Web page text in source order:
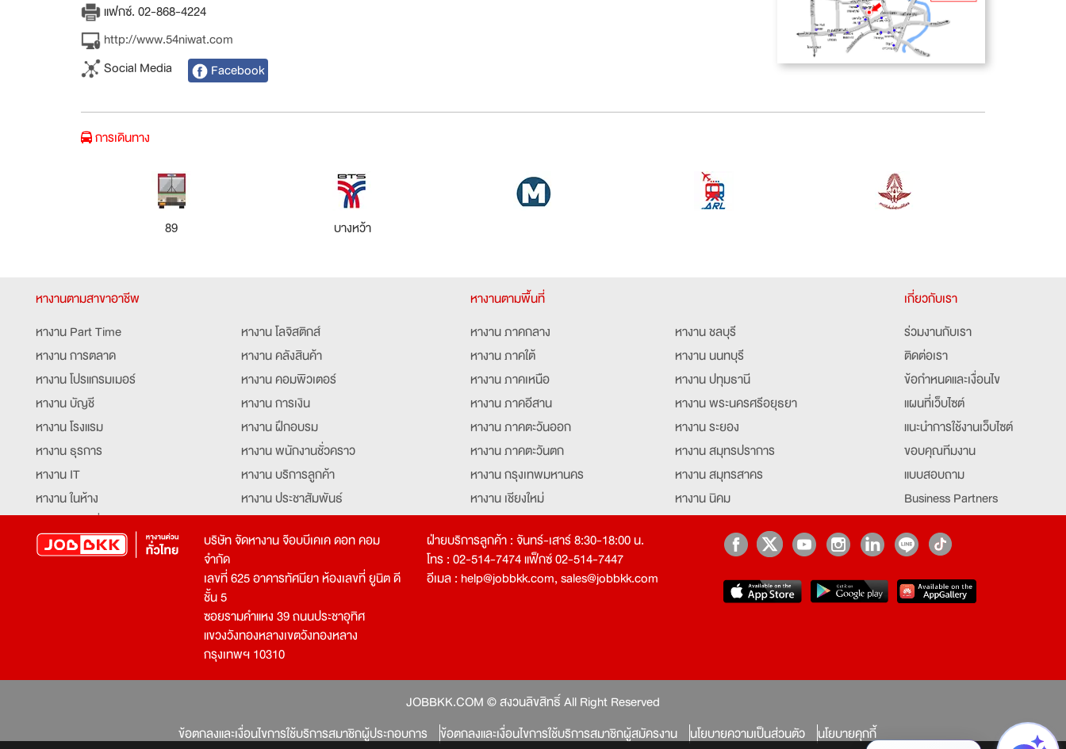
แฟกซ์. 02-868-4224
http://www.54niwat.com
Social Media
Facebook
การเดินทาง
89 บางหว้า
หางานตามสาขาอาชีพ
หางาน Part Time
หางาน การตลาด
หางาน โปรแกรมเมอร์
หางาน บัญชี
หางาน โรงแรม
หางาน ธุรการ
หางาน IT
หางาน ในห้าง
หางาน ท่องเที่ยว
หางาน จัดซื้อ
หางาน เจ้าหน้าที่รักษาความปลอดภัย
โปรแกรมเมอร์
หางาน โลจิสติกส์
หางาน คลังสินค้า
หางาน คอมพิวเตอร์
หางาน การเงิน
หางาน ฝึกอบรม
หางาน พนักงานชั่วคราว
หางาน บริการลูกค้า
หางาน ประชาสัมพันธ์
หางาน รับโทรศัพท์
หางาน ประสานงาน
หางาน จองตั๋ว
หางาน กุ๊ก
หางาน นักศึกษาฝึกงาน
หางาน Mobile Application
Developer
บริการสรรหาพนักงาน
หางานตามพื้นที่
หางาน ภาคกลาง
หางาน ภาคใต้
หางาน ภาคเหนือ
หางาน ภาคอีสาน
หางาน ภาคตะวันออก
หางาน ภาคตะวันตก
หางาน กรุงเทพมหานคร
หางาน เชียงใหม่
หางาน ฉะเชิงเทรา
หางาน ชลบุรี
หางาน นนทบุรี
หางาน ปทุมธานี
หางาน พระนครศรีอยุธยา
หางาน ระยอง
หางาน สมุทรปราการ
หางาน สมุทรสาคร
หางาน นิคม
หางานอยุธยา
เกี่ยวกับเรา
ร่วมงานกับเรา
ติดต่อเรา
ข้อกำหนดและเงื่อนไข
แผนที่เว็บไซต์
แนะนำการใช้งานเว็บไซต์
ขอบคุณทีมงาน
แบบสอบถาม
Business Partners
Partner มหาวิทยาลัย
Job Index
job
บริษัท จัดหางาน จ๊อบบีเคเค ดอท คอม
จำกัด
เลขที่ 625 อาคารทัศนียา ห้องเลขที่ ยูนิต ดี
ชั้น 5
ซอยรามคำแหง 39 ถนนประชาอุทิศ
แขวงวังทองหลางเขตวังทองหลาง
กรุงเทพฯ 10310
ฝ่ายบริการลูกค้า : จันทร์-เสาร์ 8:30-18:00 น.
โทร : 02-514-7474 แฟ็กซ์ 02-514-7447
อีเมล : help@jobbkk.com,sales@jobbkk.com
JOBBKK.COM © สงวนลิขสิทธิ์ All Right Reserved
ข้อตกลงและเงื่อนไขการใช้บริการสมาชิกผู้ประกอบการ
ข้อตกลงและเงื่อนไขการใช้บริการสมาชิกผู้สมัครงาน นโยบายความเป็นส่วนตัว นโยบายคุกกี้